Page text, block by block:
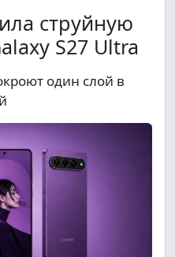
струйную
S27 Ultra
один слой в